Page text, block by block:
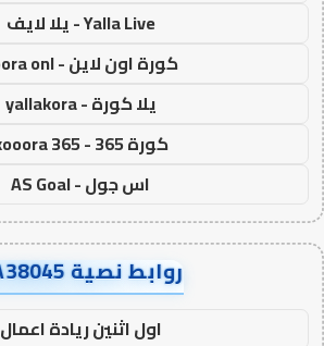
Yalla Live - يلا لايف
كورة اون لاين - koora onl
يلا كورة - yallakora
كورة 365 - kooora 365
اس جول - AS Goal
روابط نصية AA38045
اول اثنين ريادة اعمال